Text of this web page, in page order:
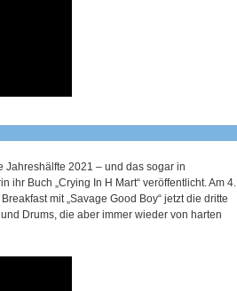
Jahreshälfte 2021 – und das sogar in
Buch „Crying In H Mart“ veröffentlicht. Am 4.
mit „Savage Good Boy“ jetzt die dritte
Drums, die aber immer wieder von harten